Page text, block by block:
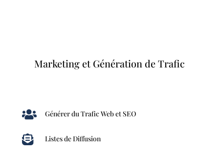
Marketing et Génération de Trafic
 Générer du Trafic Web et SEO
 Listes de Diffusion